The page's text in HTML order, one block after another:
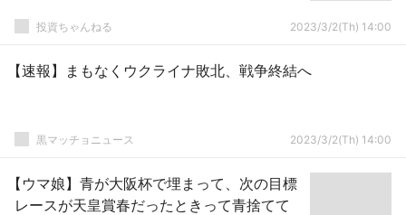
投資ちゃんねる 2023/3/2(Th) 14:00
【速報】まもなくウクライナ敗北、戦争終結へ
黒マッチョニュース 2023/3/2(Th) 14:00
【ウマ娘】青が大阪杯で埋まって、次の目標
レースが天皇賞春だったときって青捨てて